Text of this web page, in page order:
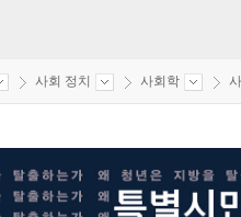
사회 정치 사회학